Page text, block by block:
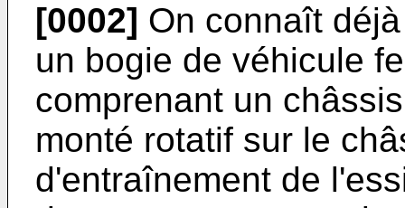
[0002] On connaît
un bogie de véhicule
comprenant un
monté rotatif sur le
d'entraînement de